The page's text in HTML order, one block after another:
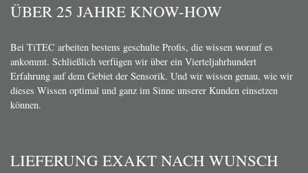
ÜBER 25 JAHRE KNOW-HOW
Bei TiTEC arbeiten bestens geschulte Profis, die wissen worauf es
ankommt. Schließlich verfügen wir über ein Vierteljahrhundert
Erfahrung auf dem Gebiet der Sensorik. Und wir wissen genau, wie wir
dieses Wissen optimal und ganz im Sinne unserer Kunden einsetzen
können.
LIEFERUNG EXAKT NACH WUNSCH